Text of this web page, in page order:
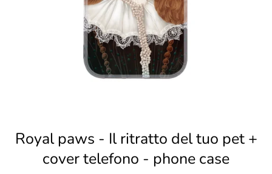
Royal paws - Il ritratto del tuo pet +
cover telefono - phone case